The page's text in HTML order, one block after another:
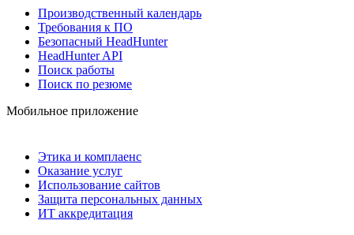
Производственный календарь
Требования к ПО
Безопасный HeadHunter
HeadHunter API
Поиск работы
Поиск по резюме
Мобильное приложение
Этика и комплаенс
Оказание услуг
Использование сайтов
Защита персональных данных
ИТ аккредитация